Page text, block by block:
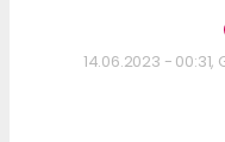
14.06.2023 -